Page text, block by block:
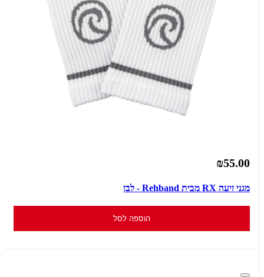
₪55.00
מגני זיעה RX מבית Rehband - לבן
הוספה לסל